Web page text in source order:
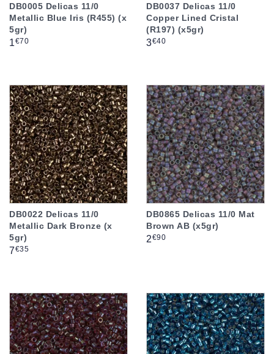
DB0005 Delicas 11/0
Metallic Blue Iris (R455) (x
5gr)
Prix
1€70
DB0037 Delicas 11/0
Copper Lined Cristal
(R197) (x5gr)
Prix
3€40
DB0022 Delicas 11/0
Metallic Dark Bronze (x
5gr)
Prix
7€35
DB0865 Delicas 11/0 Mat
Brown AB (x5gr)
Prix
2€90